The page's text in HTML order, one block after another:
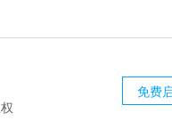
免费